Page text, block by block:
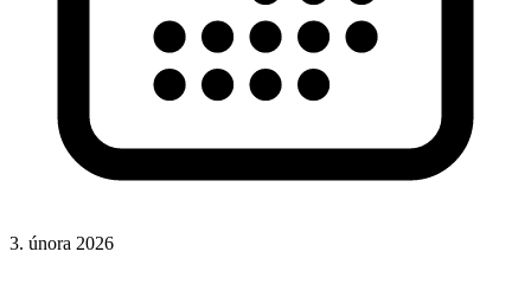
3. února 2026